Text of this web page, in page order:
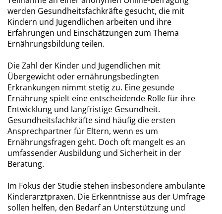
werden Gesundheitsfachkräfte gesucht, die mit
Kindern und Jugendlichen arbeiten und ihre
Erfahrungen und Einschätzungen zum Thema
Ernährungsbildung teilen.
Die Zahl der Kinder und Jugendlichen mit
Übergewicht oder ernährungsbedingten
Erkrankungen nimmt stetig zu. Eine gesunde
Ernährung spielt eine entscheidende Rolle für ihre
Entwicklung und langfristige Gesundheit.
Gesundheitsfachkräfte sind häufig die ersten
Ansprechpartner für Eltern, wenn es um
Ernährungsfragen geht. Doch oft mangelt es an
umfassender Ausbildung und Sicherheit in der
Beratung.
Im Fokus der Studie stehen insbesondere ambulante
Kinderarztpraxen. Die Erkenntnisse aus der Umfrage
sollen helfen, den Bedarf an Unterstützung und